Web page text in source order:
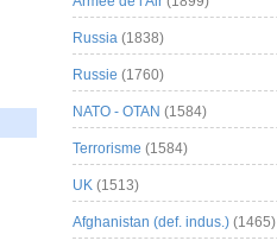
Russia (1838)
Russie (1760)
NATO - OTAN (1584)
Terrorisme (1584)
UK (1513)
Afghanistan (def. indus.) (1465)